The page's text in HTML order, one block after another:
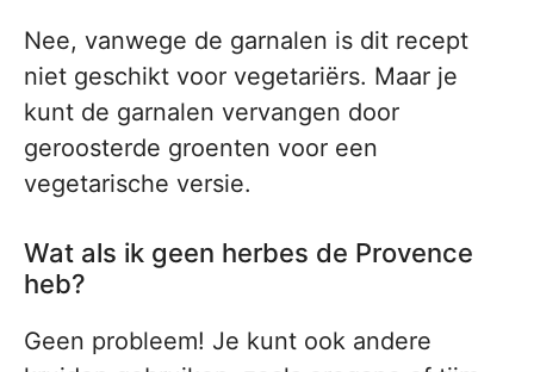
Nee, vanwege de garnalen is dit recept
niet geschikt voor vegetariërs. Maar je
kunt de garnalen vervangen door
geroosterde groenten voor een
vegetarische versie.
Wat als ik geen herbes de Provence
heb?
Geen probleem! Je kunt ook andere